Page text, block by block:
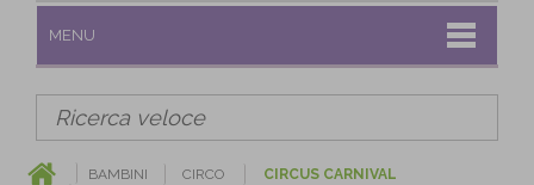
MENU
BAMBINI CIRCO CIRCUS CARNIVAL